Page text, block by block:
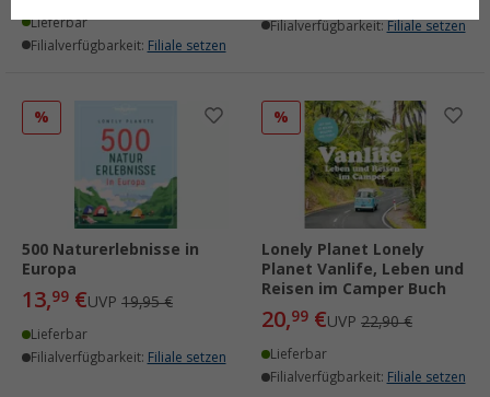
Lieferbar
Filialverfügbarkeit: Filiale setzen
Filialverfügbarkeit: Filiale setzen
%
500 Naturerlebnisse in
Europa
13,99 €UVP 19,95 €
Lieferbar
Filialverfügbarkeit: Filiale setzen
%
Lonely Planet Lonely
Planet Vanlife, Leben und
Reisen im Camper Buch
20,99 €UVP 22,90 €
Lieferbar
Filialverfügbarkeit: Filiale setzen